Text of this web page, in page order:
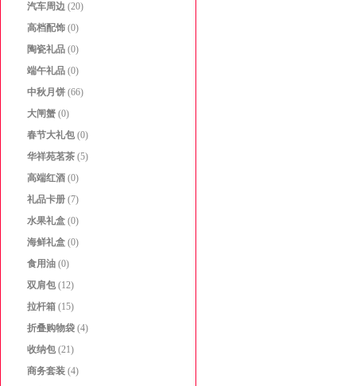
汽车周边 (20)
高档配饰 (0)
陶瓷礼品 (0)
端午礼品 (0)
中秋月饼 (66)
大闸蟹 (0)
春节大礼包(0)
华祥苑茗茶 (5)
高端红酒 (0)
礼品卡册 (7)
水果礼盒 (0)
海鲜礼盒 (0)
食用油 (0)
双肩包(12)
拉杆箱 (15)
折叠购物袋 (4)
收纳包(21)
商务套装 (4)